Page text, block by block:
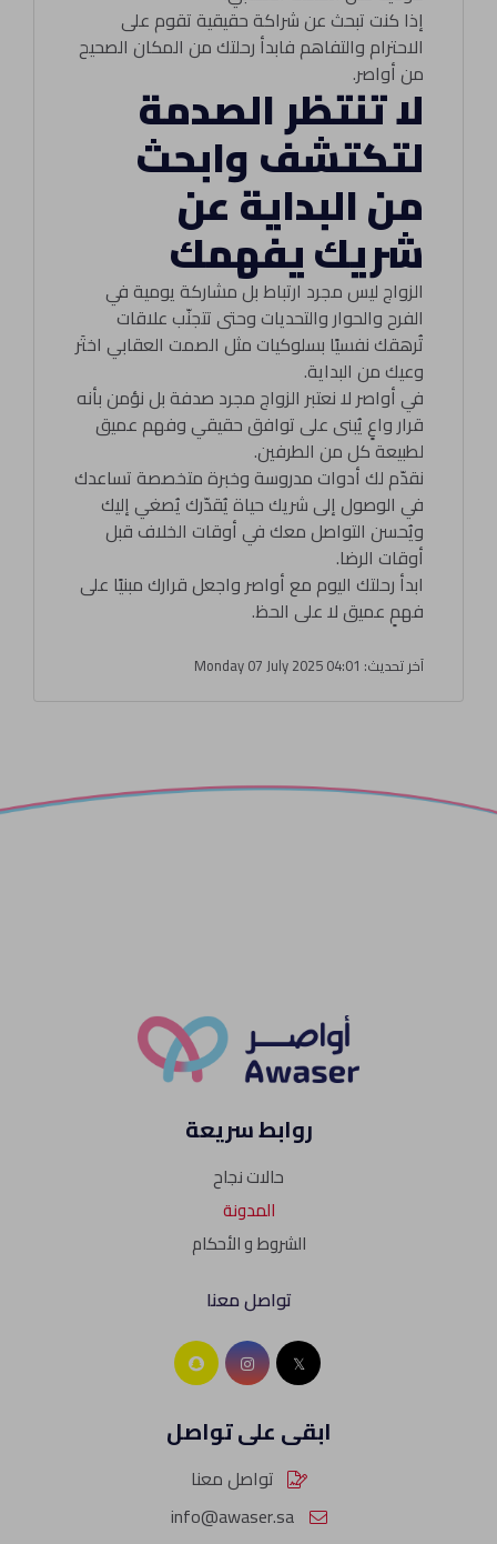
إذا كنت تبحث عن شراكة حقيقية تقوم على
الاحترام والتفاهم فابدأ رحلتك من المكان الصحيح
من أواصر.
لا تنتظر الصدمة
لتكتشف وابحث
من البداية عن
شريك يفهمك
الزواج ليس مجرد ارتباط بل مشاركة يومية في
الفرح والحوار والتحديات وحتى تتجنّب علاقات
تُرهقك نفسيًا بسلوكيات مثل الصمت العقابي اختَر
وعيك من البداية.
في أواصر لا نعتبر الزواج مجرد صدفة بل نؤمن بأنه
قرار واعٍ يُبنى على توافق حقيقي وفهم عميق
لطبيعة كل من الطرفين.
نقدّم لك أدوات مدروسة وخبرة متخصصة تساعدك
في الوصول إلى شريك حياة يُقدّرك يُصغي إليك
ويُحسن التواصل معك في أوقات الخلاف قبل
أوقات الرضا.
ابدأ رحلتك اليوم مع أواصر واجعل قرارك مبنيًا على
فهمٍ عميق لا على الحظ.
آخر تحديث: Monday 07 July 2025 04:01
روابط سريعة
حالات نجاح
المدونة
الشروط و الأحكام
تواصل معنا
ابقى على تواصل
تواصل معنا
info@awaser.sa